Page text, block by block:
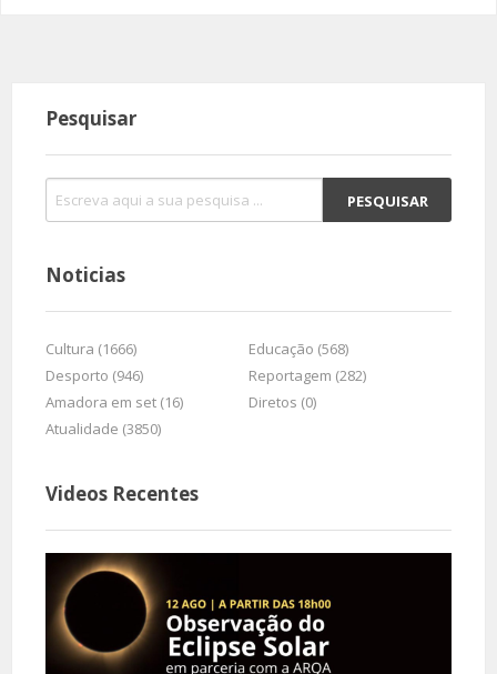
Pesquisar
Noticias
Cultura (1666)
Educação (568)
Desporto (946)
Reportagem (282)
Amadora em set (16)
Diretos (0)
Atualidade (3850)
Videos Recentes